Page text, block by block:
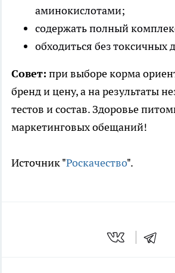
аминокислотами;
содержать полный
обходиться без токсичных
Совет: при выборе корма
бренд и цену, а на результаты
тестов и состав. Здоровье
маркетинговых обещаний!
Источник "Роскачество".